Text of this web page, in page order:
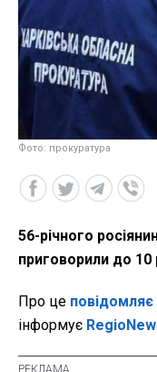
Фото: прокуратура
56-річного
приговорили до 10
Про це повідомляє
інформує